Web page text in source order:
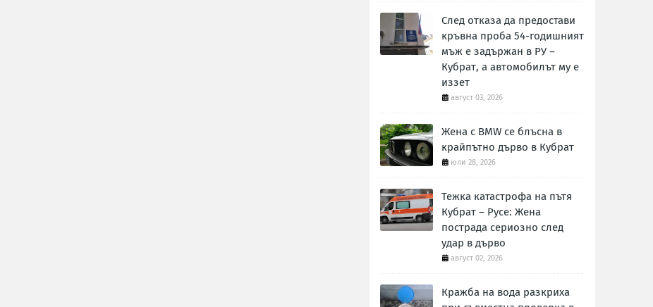
След отказа да предостави
кръвна проба 54-годишният
мъж е задържан в РУ –
Кубрат, а автомобилът му е
иззет
август 03, 2026
Жена с BMW се блъсна в
крайпътно дърво в Кубрат
юли 28, 2026
Тежка катастрофа на пътя
Кубрат – Русе: Жена
пострада сериозно след
удар в дърво
август 02, 2026
Кражба на вода разкриха